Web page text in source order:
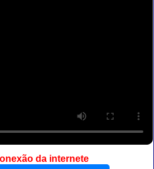
da internete